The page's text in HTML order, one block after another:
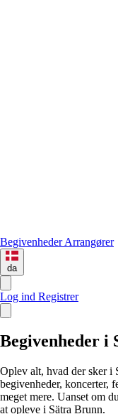
BegivenhederArrangører
da
Log ind Registrer
Begivenheder i
Oplev alt, hvad der sker i
begivenheder, koncerter,
meget mere. Uanset om
at opleve i Sätra Brunn.